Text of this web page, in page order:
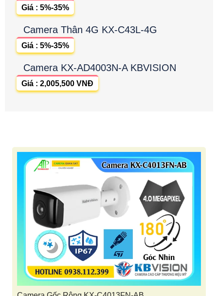
Giá : 5%-35%
Camera Thân 4G KX-C43L-4G
Giá : 5%-35%
Camera KX-AD4003N-A KBVISION
Giá : 2,005,500 VNĐ